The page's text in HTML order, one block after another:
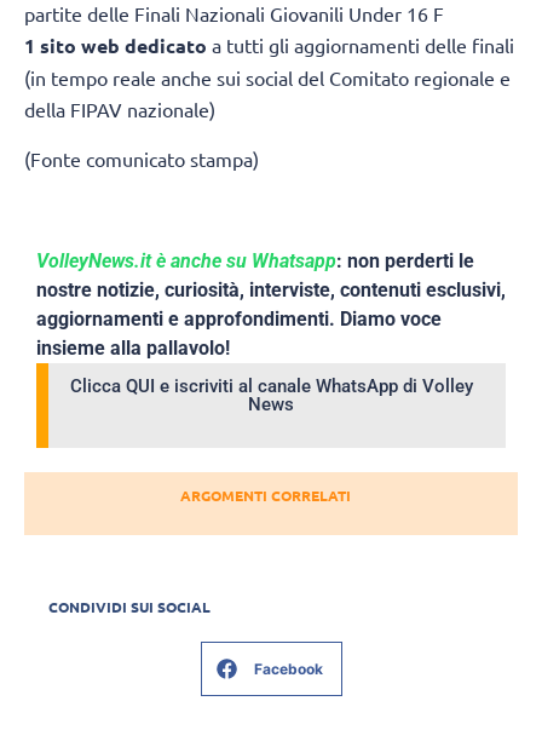
partite delle Finali Nazionali Giovanili Under 16 F
1 sito web dedicato a tutti gli aggiornamenti delle finali
(in tempo reale anche sui social del Comitato regionale e
della FIPAV nazionale)
(Fonte comunicato stampa)
VolleyNews.it è anche su Whatsapp: non perderti le
nostre notizie, curiosità, interviste, contenuti esclusivi,
aggiornamenti e approfondimenti. Diamo voce
insieme alla pallavolo!
Clicca QUI e iscriviti al canale WhatsApp di Volley
News
ARGOMENTI CORRELATI
CONDIVIDI SUI SOCIAL
Facebook